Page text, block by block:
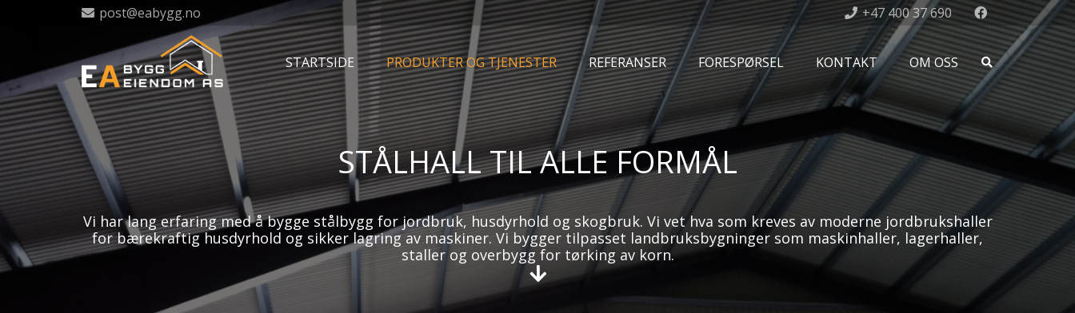
post@eabygg.no +47 400 37 690
STARTSIDE PRODUKTER OG TJENESTER REFERANSER FORESPØRSEL KONTAKT OM OSS
STÅLHALL TIL ALLE FORMÅL
Vi har lang erfaring med å bygge stålbygg for jordbruk, husdyrhold og skogbruk. Vi vet hva som kreves av moderne jordbrukshaller
for bærekraftig husdyrhold og sikker lagring av maskiner. Vi bygger tilpasset landbruksbygninger som maskinhaller, lagerhaller,
staller og overbygg for tørking av korn.